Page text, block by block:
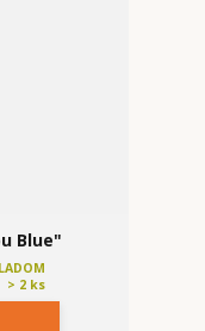
Blue"
> 2 ks